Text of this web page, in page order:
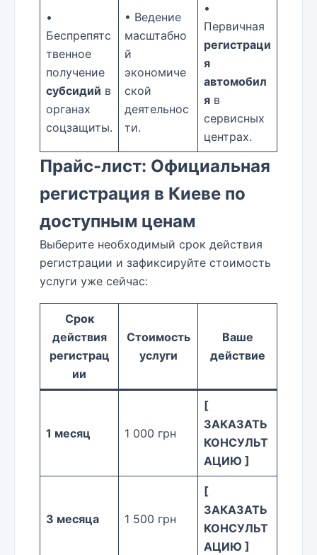
•
Беспрепятс
твенное
получение
субсидий в
органах
соцзащиты.
• Ведение
масштабно
й
экономиче
ской
деятельнос
ти.
•
Первичная
регистраци
я
автомобил
я в
сервисных
центрах.
Прайс-лист: Официальная
регистрация в Киеве по
доступным ценам
Выберите необходимый срок действия
регистрации и зафиксируйте стоимость
услуги уже сейчас:
Срок
действия
регистрац
ии
Стоимость
услуги
Ваше
действие
1 месяц 1 000 грн
[
ЗАКАЗАТЬ
КОНСУЛЬТ
АЦИЮ ]
3 месяца 1 500 грн
[
ЗАКАЗАТЬ
КОНСУЛЬТ
АЦИЮ ]